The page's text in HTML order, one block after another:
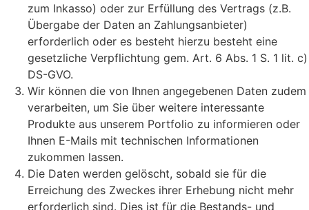
zum Inkasso) oder zur Erfüllung des Vertrags (z.B.
Übergabe der Daten an Zahlungsanbieter)
erforderlich oder es besteht hierzu besteht eine
gesetzliche Verpflichtung gem. Art. 6 Abs. 1 S. 1 lit. c)
DS-GVO.
Wir können die von Ihnen angegebenen Daten zudem
verarbeiten, um Sie über weitere interessante
Produkte aus unserem Portfolio zu informieren oder
Ihnen E-Mails mit technischen Informationen
zukommen lassen.
Die Daten werden gelöscht, sobald sie für die
Erreichung des Zweckes ihrer Erhebung nicht mehr
erforderlich sind. Dies ist für die Bestands- und